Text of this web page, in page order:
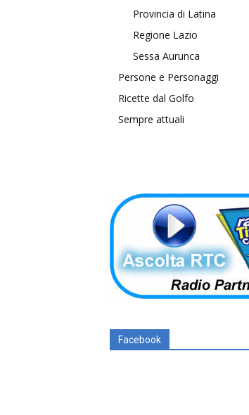
Provincia di Latina
Regione Lazio
Sessa Aurunca
Persone e Personaggi
Ricette dal Golfo
Sempre attuali
Facebook